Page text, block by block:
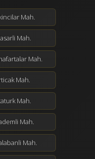
Mah.
Mah.
Mah.
Mah.
Mah.
Mah.
Mah.